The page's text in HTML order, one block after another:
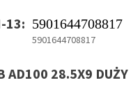
13: 5901644708817
5901644708817
AD100 28.5X9 DUŻY